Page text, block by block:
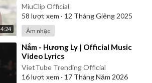
4:24
MiuClip Official
58 lượt xem · 12 Tháng Giêng 2025
Âm nhạc
⁣Nắm - Hương Ly | Official Music
Video Lyrics
VietTube Trending Official
16lượt xem · 17 Tháng Năm 2026